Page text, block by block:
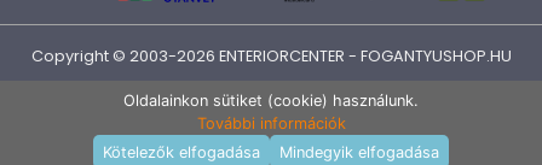
Kosárba rakom
Copyright © 2003-2026 ENTERIORCENTER - FOGANTYUSHOP.HU
Oldalainkon sütiket (cookie) használunk.
További információk
Kötelezők elfogadása
Mindegyik elfogadása